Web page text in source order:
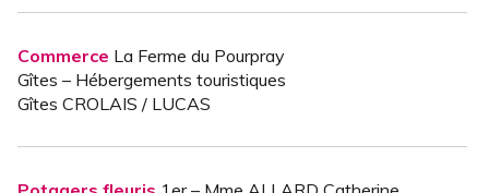
Commerce La Ferme du Pourpray
Gîtes – Hébergements touristiques
Gîtes CROLAIS / LUCAS